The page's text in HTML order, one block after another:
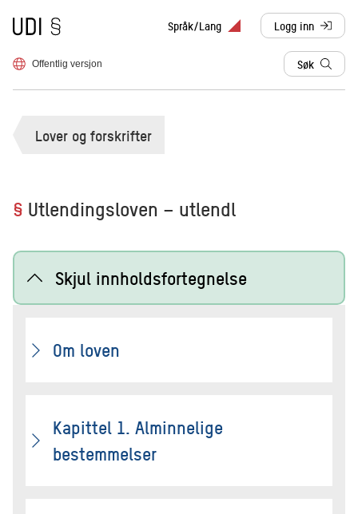
Til forsiden Språk/Lang Logg inn
, sendes til
Offentlig versjon Søk
Lover og forskrifter
§ Utlendingsloven – utlendl
Skjul innholdsfortegnelse
Om loven
Kapittel 1. Alminnelige
bestemmelser